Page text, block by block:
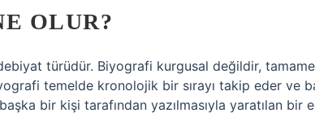
OLUR?
türüdür. Biyografi kurgusal değildir,
temelde kronolojik bir sırayı takip eder ve
bir kişi tarafından yazılmasıyla yaratılan bir